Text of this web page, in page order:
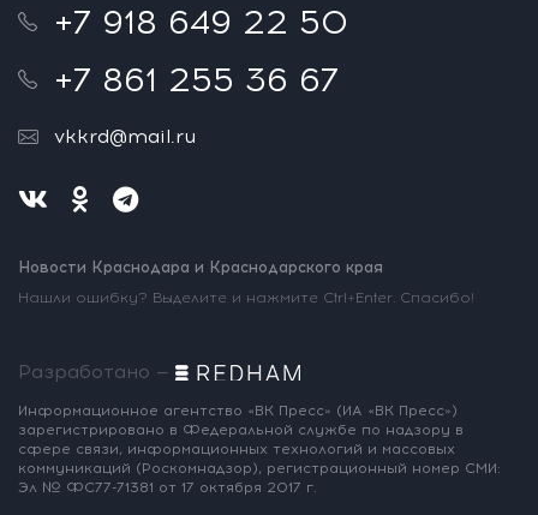
+7 918 649 22 50
+7 861 255 36 67
vkkrd@mail.ru
Новости Краснодара и Краснодарского края
Нашли ошибку? Выделите и нажмите Ctrl+Enter. Спасибо!
Разработано —
Информационное агентство «ВК Пресс» (ИА «ВК Пресс»)
зарегистрировано в Федеральной службе по надзору в
сфере связи, информационных технологий и массовых
коммуникаций (Роскомнадзор), регистрационный номер СМИ:
Эл № ФС77-71381 от 17 октября 2017 г.